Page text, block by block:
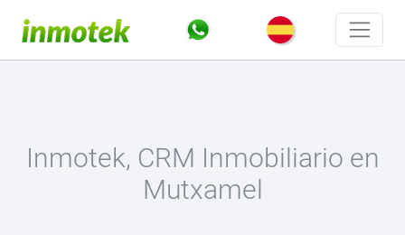
Inmotek, CRM Inmobiliario en
Mutxamel